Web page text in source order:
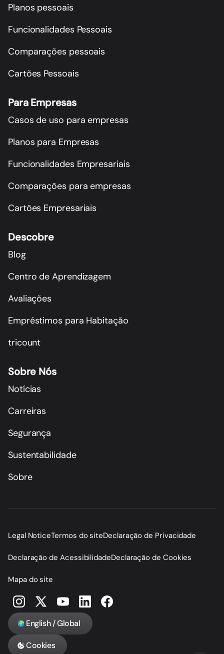
Planos pessoais
Funcionalidades Pessoais
Comparações pessoais
Cartões Pessoais
Para Empresas
Casos de uso para empresas
Planos para Empresas
Funcionalidades Empresariais
Comparações para empresas
Cartões Empresariais
Descobre
Blog
Centro de Aprendizagem
Avaliações
Empréstimos para Habitação
tricount
Sobre Nós
Notícias
Carreiras
Segurança
Sustentabilidade
Sobre
Legal NoticeTermos do siteDeclaração de Privacidade
Declaração de AcessibilidadeDeclaração de Cookies
Mapa do site
English / Global
Cookies